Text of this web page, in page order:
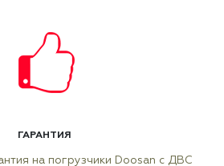
ГАРАНТИЯ
на погрузчики Doosan с ДВС